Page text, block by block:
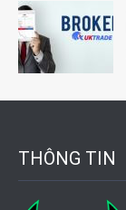
THÔNG TIN